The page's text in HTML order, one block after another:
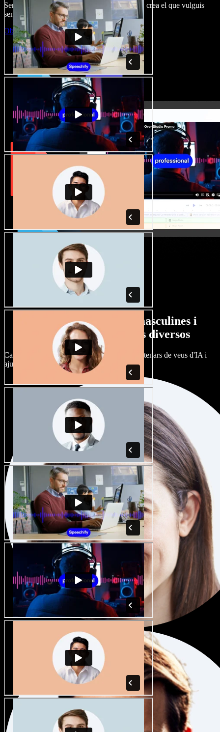
Sense corba d’aprenentatge, tot al navegador: crea el que vulguis
sense els límits de sempre.
Obre l'Studio
Gran varietat de veus masculines i
femenines amb accents diversos
Cap projecte ha de sonar igual. Tria entre centenars de veus d'IA i
ajusta'n l’accent.